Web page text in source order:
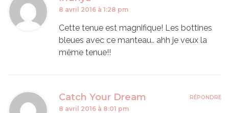
8 avril 2016 à 1:28 pm
Cette tenue est magnifique! Les bottines
bleues avec ce manteau.. ahh je veux la
même tenue!!
Catch Your Dream
8 avril 2016 à 8:01 pm
RÉPONDRE